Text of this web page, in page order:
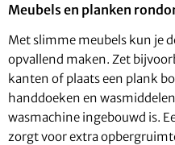
Meubels en planken
Met slimme meubels kun je
opvallend maken. Zet
kanten of plaats een plank
handdoeken en
wasmachine ingebouwd is.
zorgt voor extra